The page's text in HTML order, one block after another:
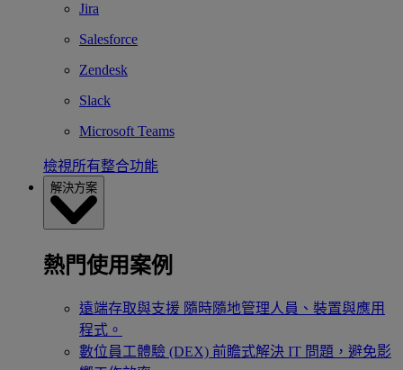
Jira
Salesforce
Zendesk
Slack
Microsoft Teams
檢視所有整合功能
解決方案
熱門使用案例
遠端存取與支援 隨時隨地管理人員、裝置與應用
程式。
數位員工體驗 (DEX) 前瞻式解決 IT 問題，避免影